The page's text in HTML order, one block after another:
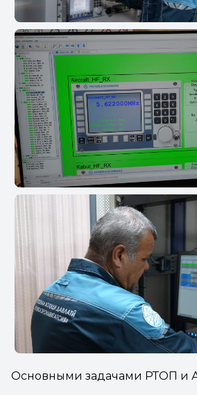
Основными задачами РТОП и